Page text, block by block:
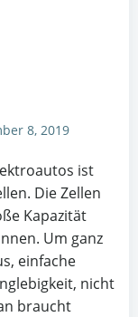
8, 2019
ist
Die Zellen
Kapazität
Um ganz
einfache
nicht
braucht